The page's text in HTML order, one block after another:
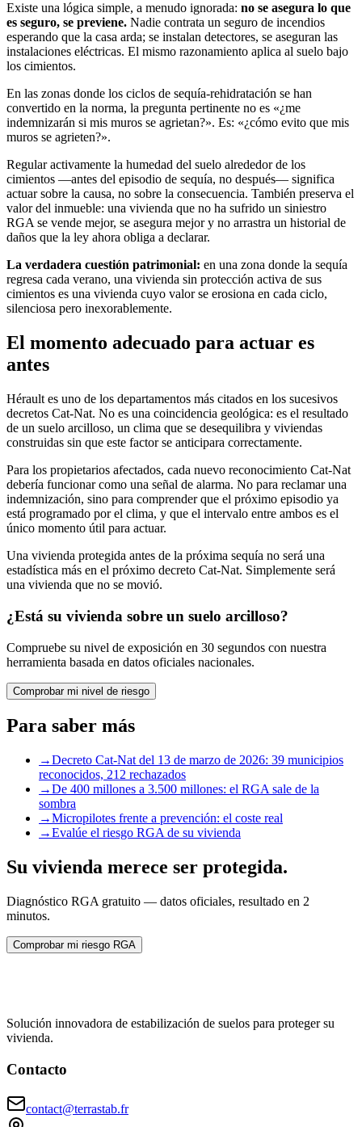
Existe una lógica simple, a menudo ignorada: no se asegura lo que
es seguro, se previene. Nadie contrata un seguro de incendios
esperando que la casa arda; se instalan detectores, se aseguran las
instalaciones eléctricas. El mismo razonamiento aplica al suelo bajo
los cimientos.
En las zonas donde los ciclos de sequía-rehidratación se han
convertido en la norma, la pregunta pertinente no es «¿me
indemnizarán si mis muros se agrietan?». Es: «¿cómo evito que mis
muros se agrieten?».
Regular activamente la humedad del suelo alrededor de los
cimientos —antes del episodio de sequía, no después— significa
actuar sobre la causa, no sobre la consecuencia. También preserva el
valor del inmueble: una vivienda que no ha sufrido un siniestro
RGA se vende mejor, se asegura mejor y no arrastra un historial de
daños que la ley ahora obliga a declarar.
La verdadera cuestión patrimonial: en una zona donde la sequía
regresa cada verano, una vivienda sin protección activa de sus
cimientos es una vivienda cuyo valor se erosiona en cada ciclo,
silenciosa pero inexorablemente.
El momento adecuado para actuar es
antes
Hérault es uno de los departamentos más citados en los sucesivos
decretos Cat-Nat. No es una coincidencia geológica: es el resultado
de un suelo arcilloso, un clima que se desequilibra y viviendas
construidas sin que este factor se anticipara correctamente.
Para los propietarios afectados, cada nuevo reconocimiento Cat-Nat
debería funcionar como una señal de alarma. No para reclamar una
indemnización, sino para comprender que el próximo episodio ya
está programado por el clima, y que el intervalo entre ambos es el
único momento útil para actuar.
Una vivienda protegida antes de la próxima sequía no será una
estadística más en el próximo decreto Cat-Nat. Simplemente será
una vivienda que no se movió.
¿Está su vivienda sobre un suelo arcilloso?
Compruebe su nivel de exposición en 30 segundos con nuestra
herramienta basada en datos oficiales nacionales.
Comprobar mi nivel de riesgo
Para saber más
→Decreto Cat-Nat del 13 de marzo de 2026: 39 municipios
reconocidos, 212 rechazados
→De 400 millones a 3.500 millones: el RGA sale de la
sombra
→Micropilotes frente a prevención: el coste real
→Evalúe el riesgo RGA de su vivienda
Su vivienda merece ser protegida.
Diagnóstico RGA gratuito — datos oficiales, resultado en 2
minutos.
Comprobar mi riesgo RGA
Solución innovadora de estabilización de suelos para proteger su
vivienda.
Contacto
contact@terrastab.fr